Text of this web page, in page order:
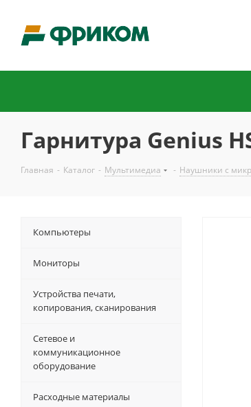
Гарнитура Genius
Главная - Каталог - Мультимедиа - Наушники с
Компьютеры
Мониторы
Устройства печати,
копирования, сканирования
Сетевое и
коммуникационное
оборудование
Расходные материалы